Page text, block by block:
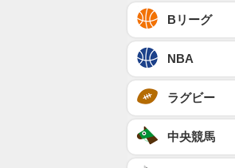
Bリーグ
NBA
ラグビー
中央競馬